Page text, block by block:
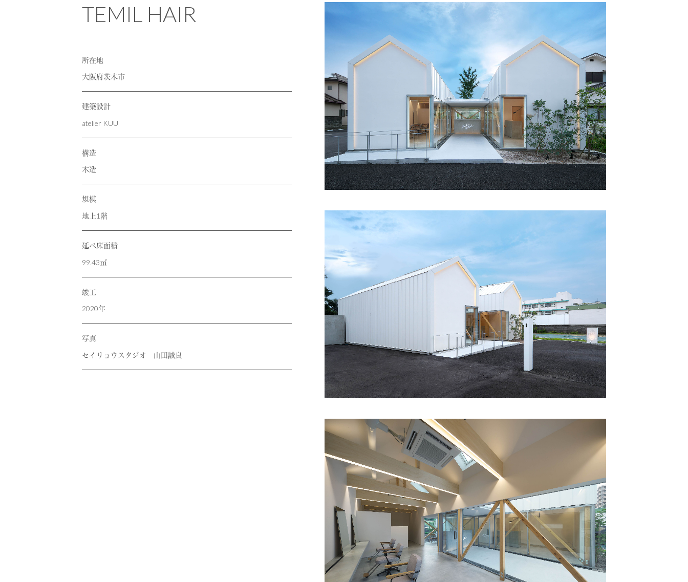
TEMIL HAIR
所在地
大阪府茨木市
建築設計
atelier KUU
構造
木造
規模
地上1階
延べ床面積
99.43㎡
竣工
2020年
写真
セイリョウスタジオ 山田誠良